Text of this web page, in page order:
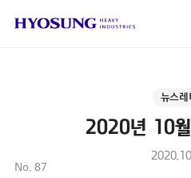
뉴스레
2020년 10
No. 87